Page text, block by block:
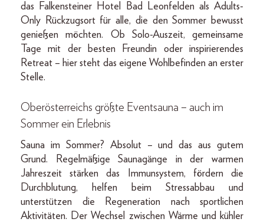
das Falkensteiner Hotel Bad Leonfelden als Adults-
Only Rückzugsort für alle, die den Sommer bewusst
genießen möchten. Ob Solo-Auszeit, gemeinsame
Tage mit der besten Freundin oder inspirierendes
Retreat – hier steht das eigene Wohlbefinden an erster
Stelle.
Oberösterreichs größte Eventsauna – auch im
Sommer ein Erlebnis
Sauna im Sommer? Absolut – und das aus gutem
Grund. Regelmäßige Saunagänge in der warmen
Jahreszeit stärken das Immunsystem, fördern die
Durchblutung, helfen beim Stressabbau und
unterstützen die Regeneration nach sportlichen
Aktivitäten. Der Wechsel zwischen Wärme und kühler